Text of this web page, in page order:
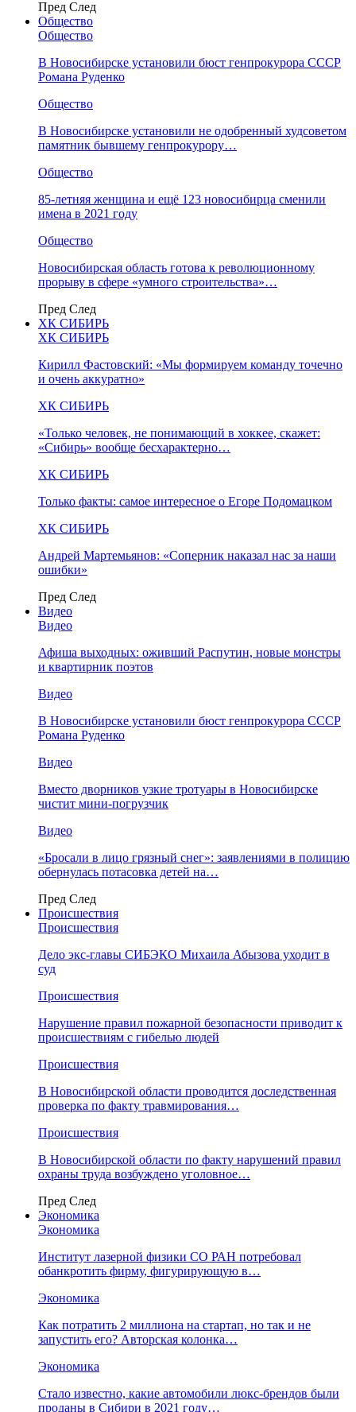
Пред След
Общество
Общество
В Новосибирске установили бюст генпрокурора СССР
Романа Руденко
Общество
В Новосибирске установили не одобренный худсоветом
памятник бывшему генпрокурору…
Общество
85-летняя женщина и ещё 123 новосибирца сменили
имена в 2021 году
Общество
Новосибирская область готова к революционному
прорыву в сфере «умного строительства»…
Пред След
ХК СИБИРЬ
ХК СИБИРЬ
Кирилл Фастовский: «Мы формируем команду точечно
и очень аккуратно»
ХК СИБИРЬ
«Только человек, не понимающий в хоккее, скажет:
«Сибирь» вообще бесхарактерно…
ХК СИБИРЬ
Только факты: самое интересное о Егоре Подомацком
ХК СИБИРЬ
Андрей Мартемьянов: «Соперник наказал нас за наши
ошибки»
Пред След
Видео
Видео
Афиша выходных: оживший Распутин, новые монстры
и квартирник поэтов
Видео
В Новосибирске установили бюст генпрокурора СССР
Романа Руденко
Видео
Вместо дворников узкие тротуары в Новосибирске
чистит мини-погрузчик
Видео
«Бросали в лицо грязный снег»: заявлениями в полицию
обернулась потасовка детей на…
Пред След
Происшествия
Происшествия
Дело экс-главы СИБЭКО Михаила Абызова уходит в
суд
Происшествия
Нарушение правил пожарной безопасности приводит к
происшествиям с гибелью людей
Происшествия
В Новосибирской области проводится доследственная
проверка по факту травмирования…
Происшествия
В Новосибирской области по факту нарушений правил
охраны труда возбуждено уголовное…
Пред След
Экономика
Экономика
Институт лазерной физики СО РАН потребовал
обанкротить фирму, фигурирующую в…
Экономика
Как потратить 2 миллиона на стартап, но так и не
запустить его? Авторская колонка…
Экономика
Стало известно, какие автомобили люкс-брендов были
проданы в Сибири в 2021 году…